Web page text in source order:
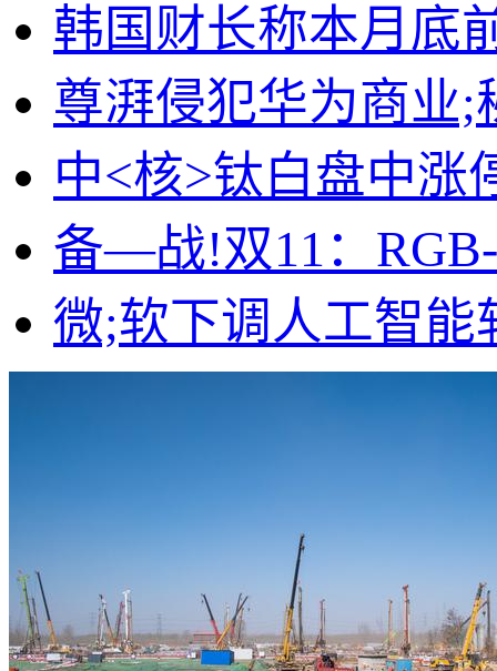
韩国财长称本月底
尊湃侵犯华为商业;
中<核>钛白盘中涨
备—战!双11：
微;软下调人工智能